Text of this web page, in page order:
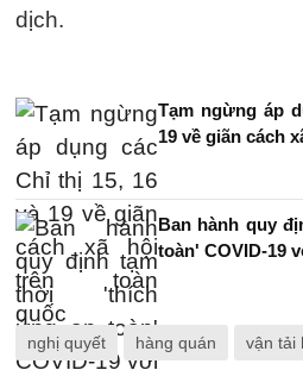
dịch.
Tạm ngừng áp
19 về giãn cách
Ban hành quy
toàn' COVID-19
nghị quyết hàng quán vận tải